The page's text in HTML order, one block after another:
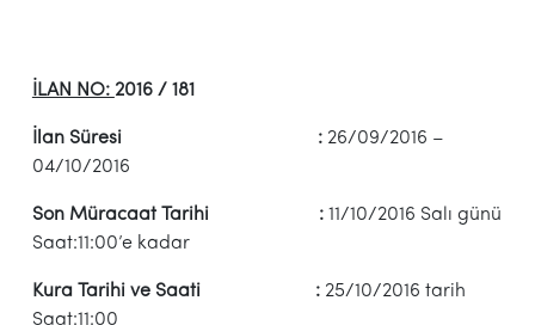
İLAN NO: 2016 / 181
İlan Süresi : 26/09/2016 –
04/10/2016
Son Müracaat Tarihi : 11/10/2016 Salı günü
Saat:11:00’e kadar
Kura Tarihi ve Saati : 25/10/2016 tarih
Saat:11:00